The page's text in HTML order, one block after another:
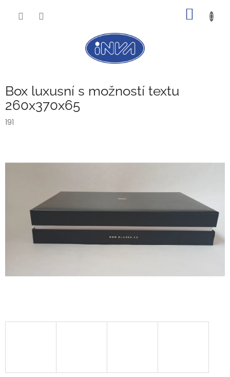
Box luxusní s možností textu
260x370x65
191